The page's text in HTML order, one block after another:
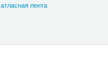
атласная лента